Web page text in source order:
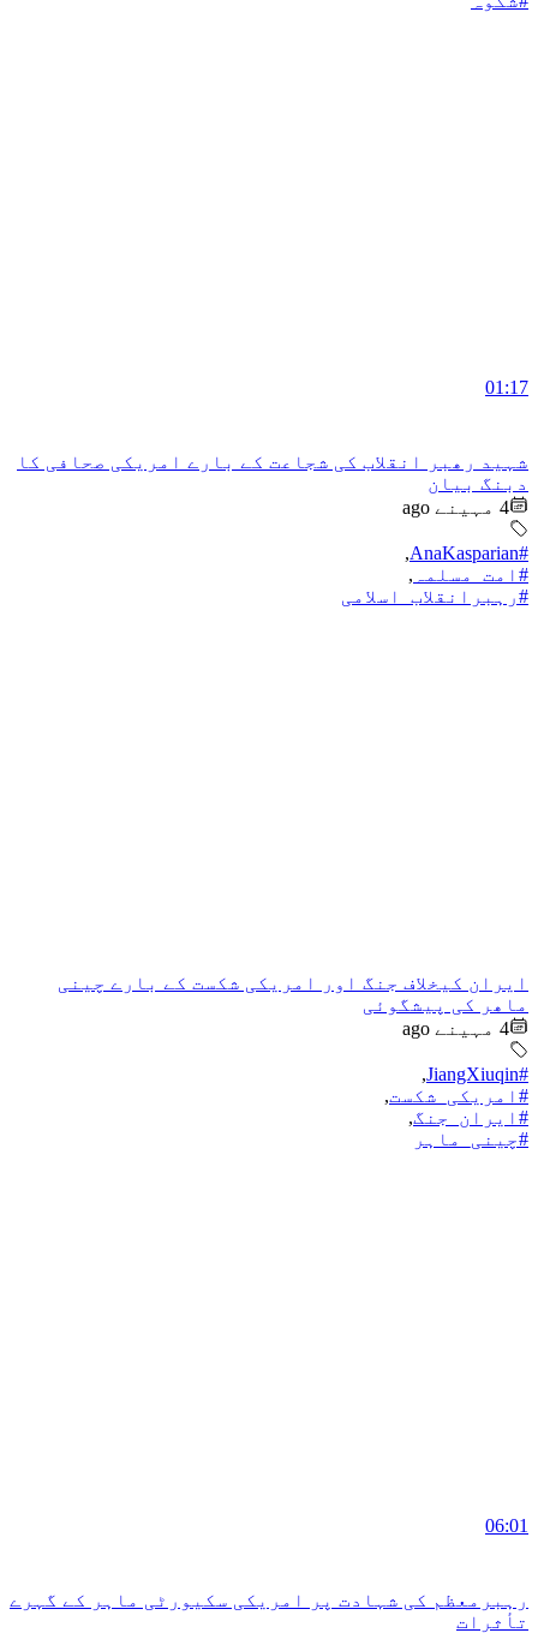
01:17
شہید رھبر انقلاب کی شجاعت کے بارے امریکی صحافی کا
دبنگ بیان
4 مہینے ago
#AnaKasparian
,
#امت_مسلمہ ,
#رہبرانقلاب_اسلامی
ایران کیخلاف جنگ اور امریکی شکست کے بارے چینی
ماھر کی پیشگوئی
4 مہینے ago
#JiangXiuqin
,
#امریکی_شکست,
#ایران_جنگ,
#چینی_ماہر
06:01
رہبرمعظم کی شہادت پر امریکی سکیورٹی ماہر کے گہرے
تأثرات